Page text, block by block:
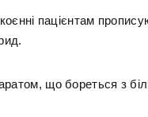
пацієнтам
що бореться з